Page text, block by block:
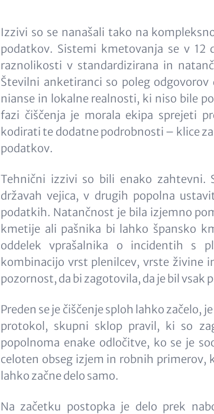
Content
Izzivi so se nanašali tako na
podatkov. Sistemi kmetovanja se v
raznolikosti v standardizirana in
Številni anketiranci so poleg
nianse in lokalne realnosti, ki niso bile
fazi čiščenja je morala ekipa sprejeti
kodirati te dodatne podrobnosti – klice
podatkov.
Tehnični izzivi so bili enako zahtevni.
državah vejica, v drugih popolna
podatkih. Natančnost je bila izjemno
kmetije ali pašnika bi lahko špansko
oddelek vprašalnika o incidentih s
kombinacijo vrst plenilcev, vrste živine
pozornost, da bi zagotovila, da je bil
Preden se je čiščenje sploh lahko začelo,
protokol, skupni sklop pravil, ki so
popolnoma enake odločitve, ko se je
celoten obseg izjem in robnih primerov,
lahko začne delo samo.
Na začetku postopka je delo prek